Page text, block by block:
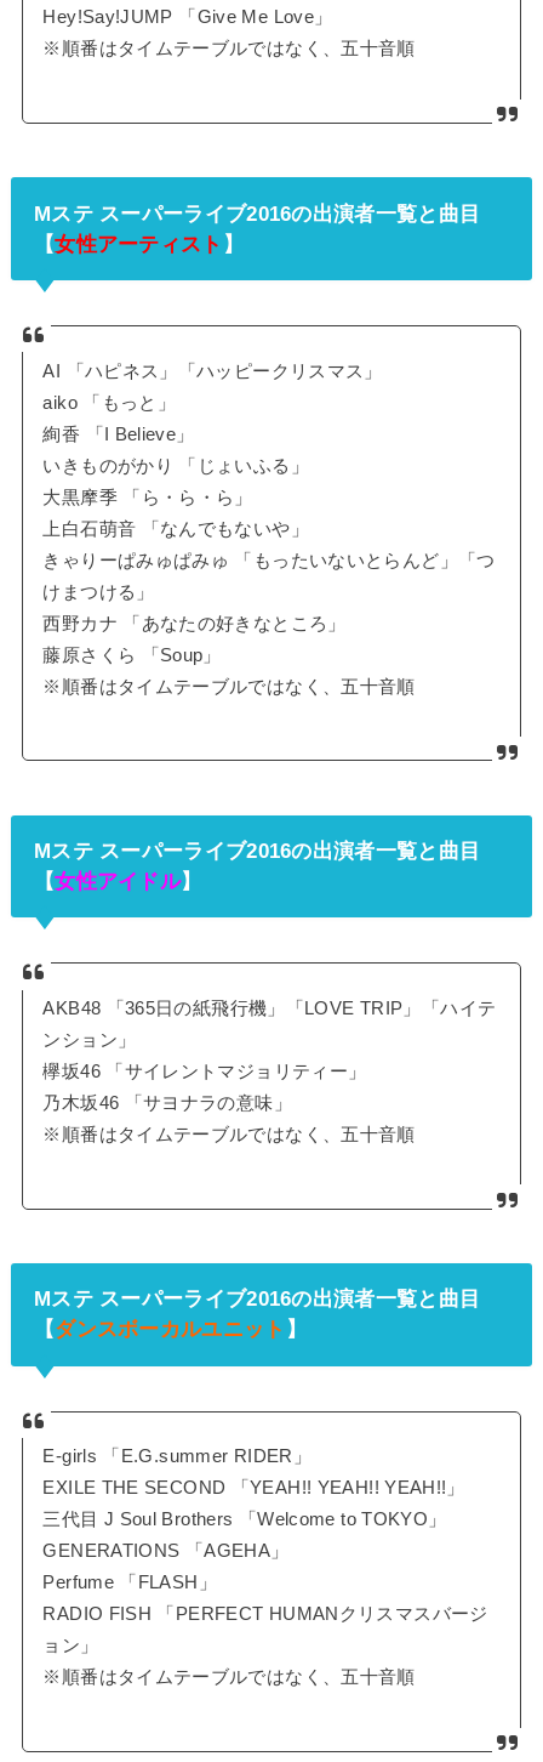
Hey!Say!JUMP 「Give Me Love」
※順番はタイムテーブルではなく、五十音順
Mステ スーパーライブ2016の出演者一覧と曲目
【女性アーティスト 】
AI 「ハピネス」「ハッピークリスマス」
aiko 「もっと」
絢香 「I Believe」
いきものがかり 「じょいふる」
大黒摩季 「ら・ら・ら」
上白石萌音 「なんでもないや」
きゃりーぱみゅぱみゅ 「もったいないとらんど」「つ
けまつける」
西野カナ 「あなたの好きなところ」
藤原さくら 「Soup」
※順番はタイムテーブルではなく、五十音順
Mステ スーパーライブ2016の出演者一覧と曲目
【女性アイドル】
AKB48 「365日の紙飛行機」「LOVE TRIP」「ハイテ
ンション」
欅坂46 「サイレントマジョリティー」
乃木坂46 「サヨナラの意味」
※順番はタイムテーブルではなく、五十音順
Mステ スーパーライブ2016の出演者一覧と曲目
【ダンスボーカルユニット 】
E-girls 「E.G.summer RIDER」
EXILE THE SECOND 「YEAH!! YEAH!! YEAH!!」
三代目 J Soul Brothers 「Welcome to TOKYO」
GENERATIONS 「AGEHA」
Perfume 「FLASH」
RADIO FISH 「PERFECT HUMANクリスマスバージ
ョン」
※順番はタイムテーブルではなく、五十音順